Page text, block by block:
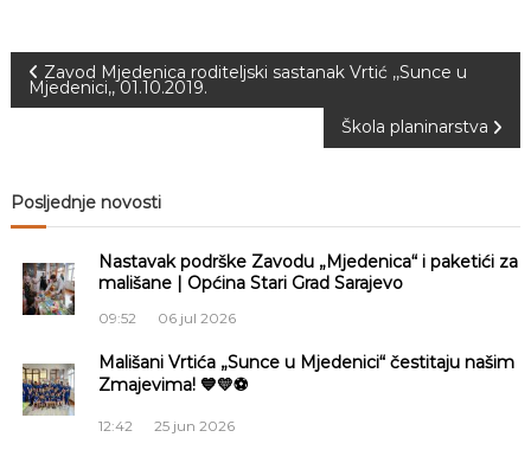
N
v
i
g
c
Zavod Mjedenica roditeljski sastanak Vrtić ,,Sunce u
Mjedenici,, 01.10.2019.
Škola planinarstva
Posljednje novosti
Nastavak podrške Zavodu „Mjedenica“ i paketići za
mališane | Općina Stari Grad Sarajevo
09:52 06 jul 2026
Mališani Vrtića „Sunce u Mjedenici“ čestitaju našim
Zmajevima! 💙💛⚽
12:42 25 jun 2026